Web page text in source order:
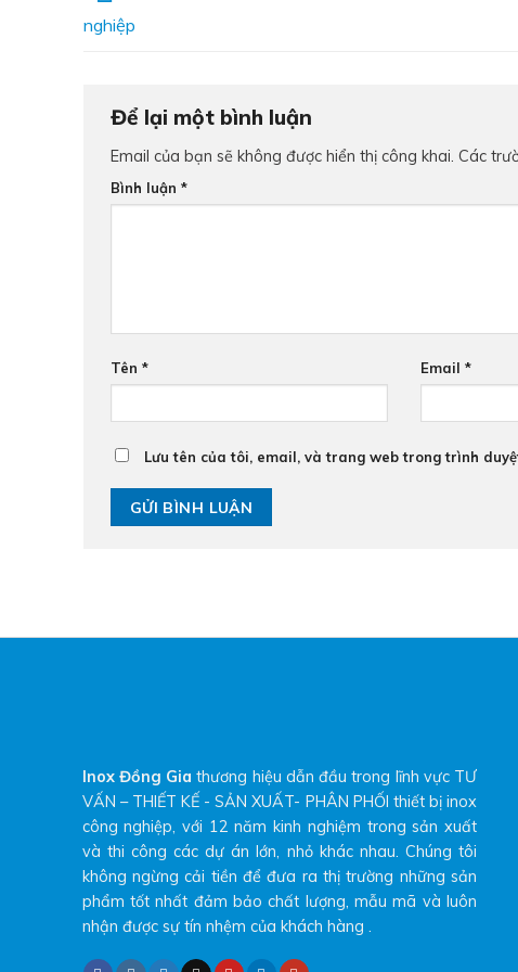
nghiệp
Để lại một bình luận
Email của bạn sẽ không được hiển thị công khai. Các
Bình luận *
Tên * Email *
Lưu tên của tôi, email, và trang web trong trình
Inox Đồng Gia thương hiệu dẫn đầu trong lĩnh vực TƯ
VẤN – THIẾT KẾ - SẢN XUẤT- PHÂN PHỐI thiết bị inox
công nghiệp, với 12 năm kinh nghiệm trong sản xuất
và thi công các dự án lớn, nhỏ khác nhau. Chúng tôi
không ngừng cải tiền để đưa ra thị trường những sản
phẩm tốt nhất đảm bảo chất lượng, mẫu mã và luôn
nhận được sự tín nhệm của khách hàng .